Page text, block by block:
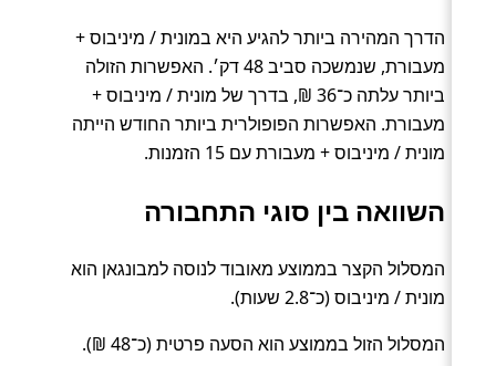
הדרך המהירה ביותר להגיע היא במונית / מיניבוס +
מעבורת, שנמשכה סביב 48 דק׳. האפשרות הזולה
ביותר עלתה כ־36 ₪, בדרך של מונית / מיניבוס +
מעבורת. האפשרות הפופולרית ביותר החודש הייתה
מונית / מיניבוס + מעבורת עם 15 הזמנות.
השוואה בין סוגי התחבורה
המסלול הקצר בממוצע מאובוד לנוסה למבונגאן הוא
מונית / מיניבוס (כ־2.8 שעות).
המסלול הזול בממוצע הוא הסעה פרטית (כ־48 ₪).